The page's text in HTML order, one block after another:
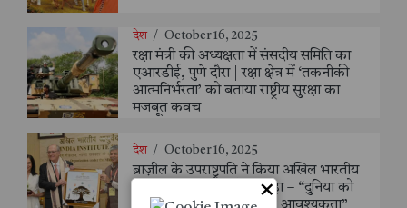
देश / October 16, 2025
रक्षा मंत्री की अध्यक्षता में संसदीय समिति का
एआरडीई, पुणे दौरा | रक्षा क्षेत्र में ‘तकनीकी
आत्मनिर्भरता’ को बताया राष्ट्रीय सुरक्षा का
मजबूत कवच
देश / October 16, 2025
ब्राज़ील के उपराष्ट्रपति ने किया अखिल भारतीय
आयुर्वेद संस्थान का दौरा, कहा – “दुनिया को
आयुर्वेद के शाश्वत ज्ञान की है आवश्यकता”
×